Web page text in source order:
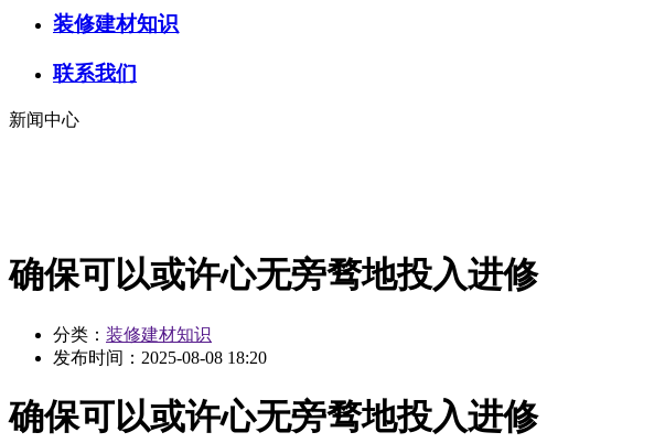
装修建材知识
联系我们
新闻中心
确保可以或许心无旁骛地投入进修
分类： 装修建材知识
发布时间： 2025-08-08 18:20
确保可以或许心无旁骛地投入进修